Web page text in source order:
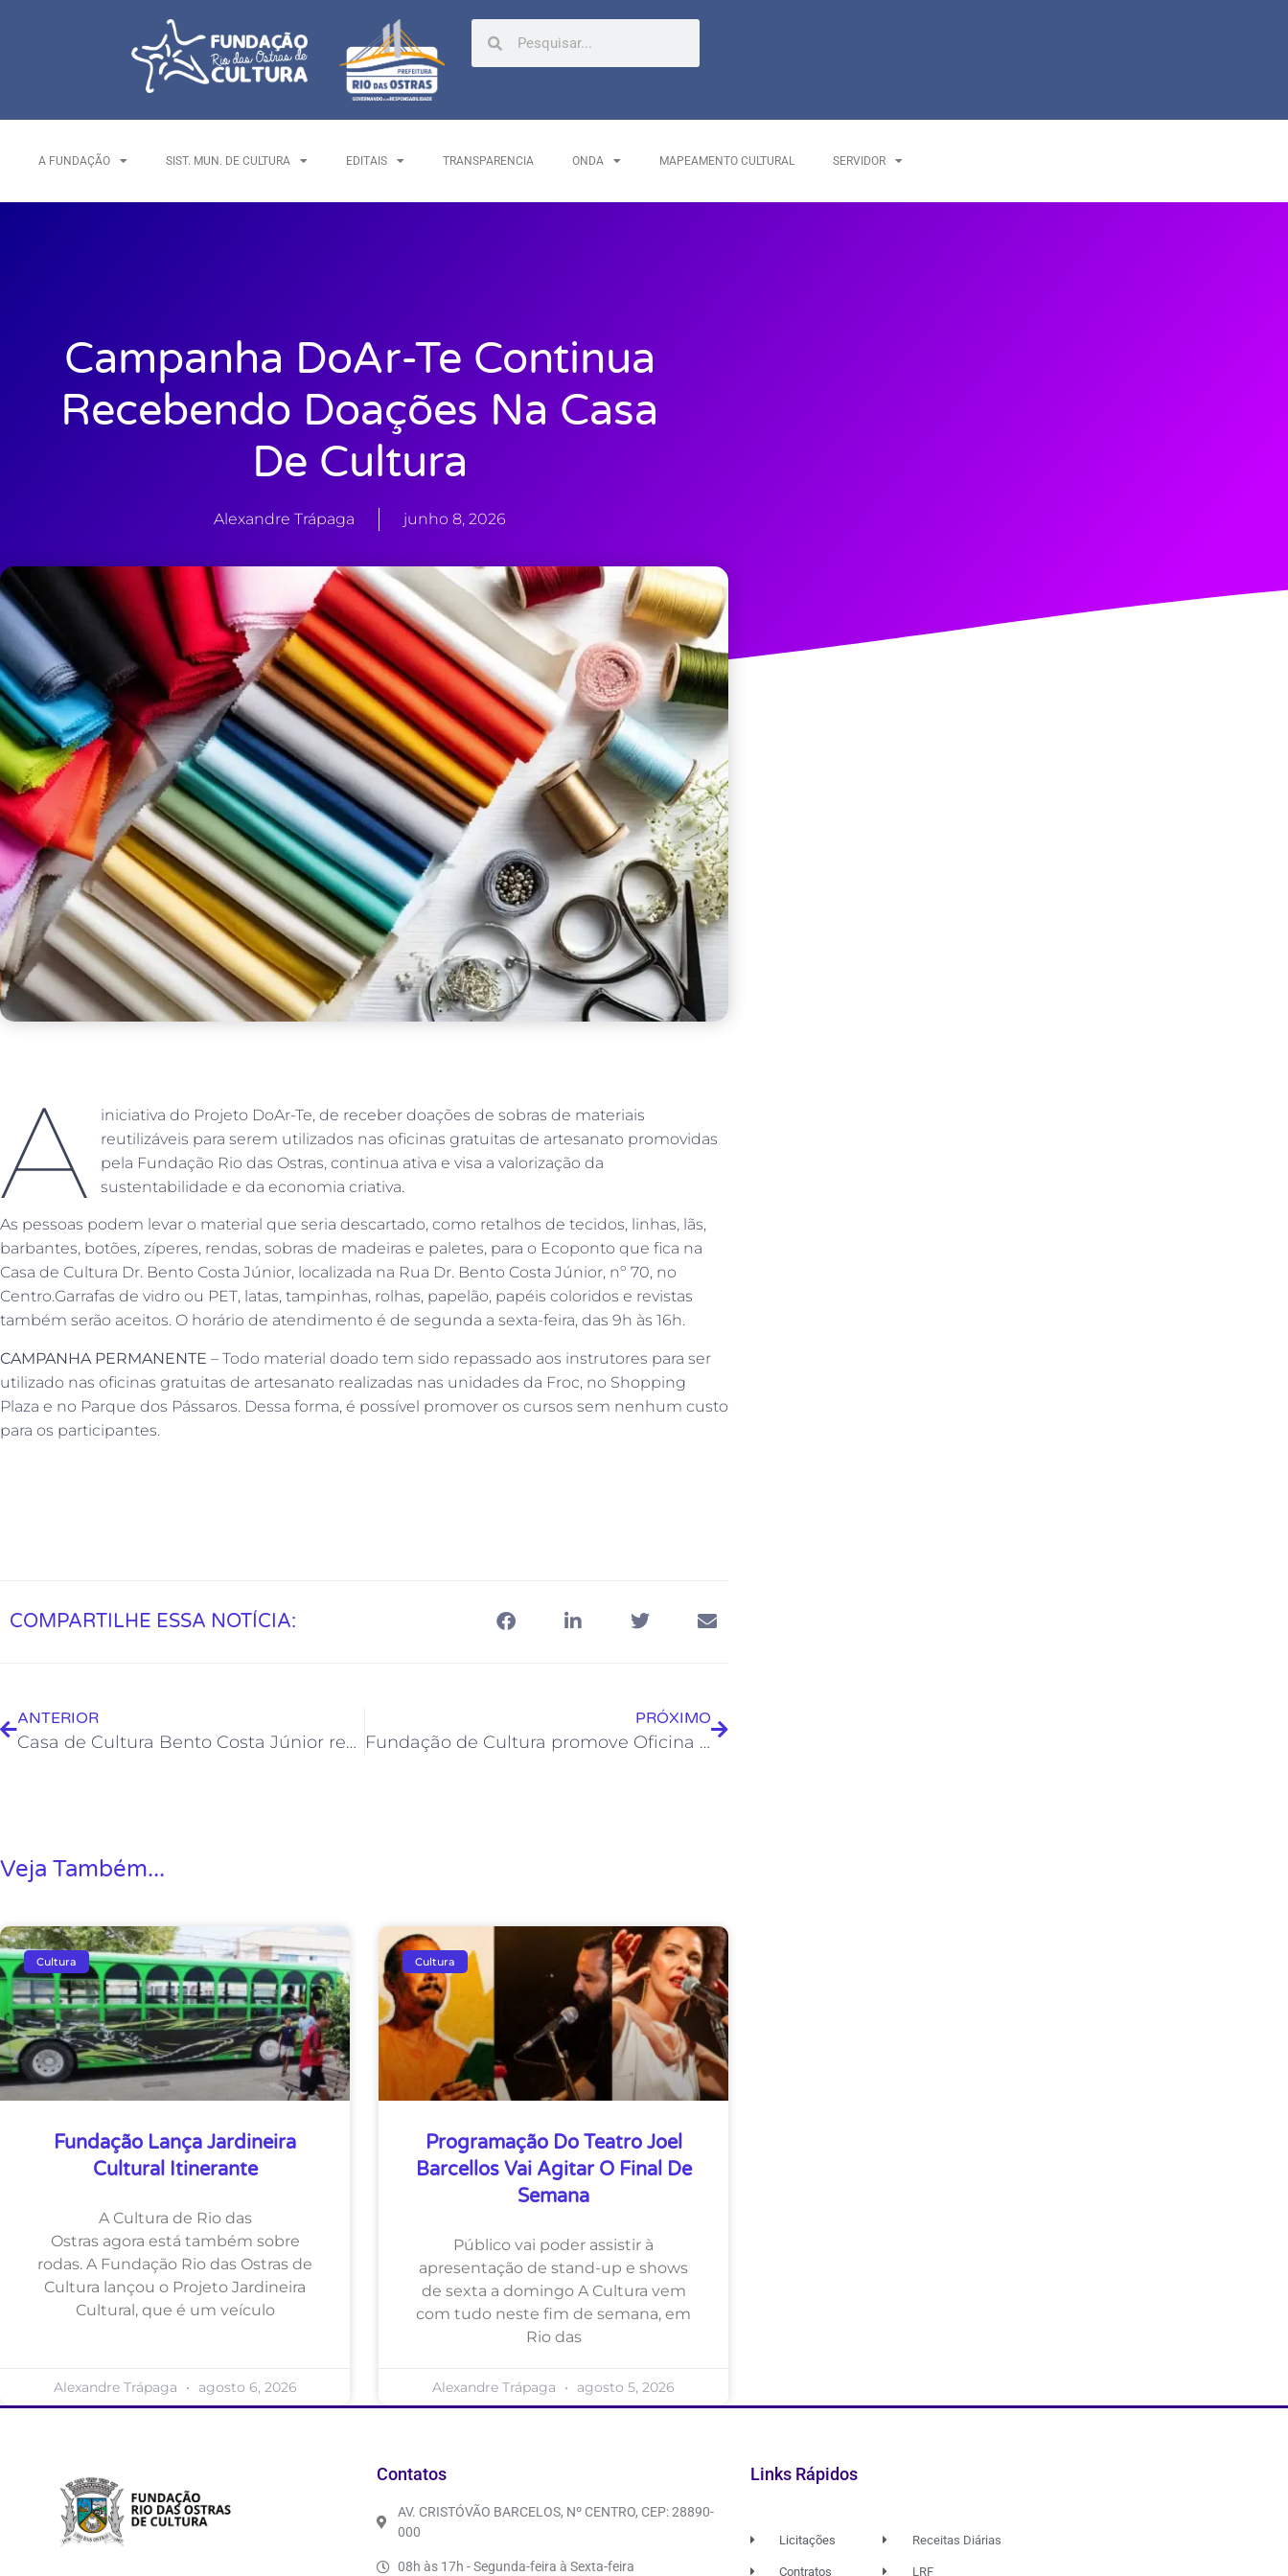
A FUNDAÇÃO SIST. MUN. DE CULTURA EDITAIS TRANSPARENCIA ONDA MAPEAMENTO CULTURAL SERVIDOR
Campanha DoAr-Te Continua
Recebendo Doações Na Casa
De Cultura
Alexandre Trápaga junho 8, 2026
A
iniciativa do Projeto DoAr-Te, de receber doações de sobras de materiais
reutilizáveis para serem utilizados nas oficinas gratuitas de artesanato promovidas
pela Fundação Rio das Ostras, continua ativa e visa a valorização da
sustentabilidade e da economia criativa.
As pessoas podem levar o material que seria descartado, como retalhos de tecidos, linhas, lãs,
barbantes, botões, zíperes, rendas, sobras de madeiras e paletes, para o Ecoponto que fica na
Casa de Cultura Dr. Bento Costa Júnior, localizada na Rua Dr. Bento Costa Júnior, nº 70, no
Centro.Garrafas de vidro ou PET, latas, tampinhas, rolhas, papelão, papéis coloridos e revistas
também serão aceitos. O horário de atendimento é de segunda a sexta-feira, das 9h às 16h.
CAMPANHA PERMANENTE – Todo material doado tem sido repassado aos instrutores para ser
utilizado nas oficinas gratuitas de artesanato realizadas nas unidades da Froc, no Shopping
Plaza e no Parque dos Pássaros. Dessa forma, é possível promover os cursos sem nenhum custo
para os participantes.
COMPARTILHE ESSA NOTÍCIA:
ANTERIOR
Casa de Cultura Bento Costa Júnior recebe exposição “Florestas”
PRÓXIMO
Fundação de Cultura promove Oficina Terapêutica nesta sexta, dia 12
Veja Também...
Cultura
Fundação Lança Jardineira
Cultural Itinerante
A Cultura de Rio das
Ostras agora está também sobre
rodas. A Fundação Rio das Ostras de
Cultura lançou o Projeto Jardineira
Cultural, que é um veículo
Alexandre Trápaga agosto 6, 2026
Cultura
Programação Do Teatro Joel
Barcellos Vai Agitar O Final De
Semana
Público vai poder assistir à
apresentação de stand-up e shows
de sexta a domingo A Cultura vem
com tudo neste fim de semana, em
Rio das
Alexandre Trápaga agosto 5, 2026
Contatos
AV. CRISTÓVÃO BARCELOS, Nº CENTRO, CEP: 28890-
000
08h às 17h - Segunda-feira à Sexta-feira
Links Rápidos
Licitações
Contratos
Receitas Diárias
LRF